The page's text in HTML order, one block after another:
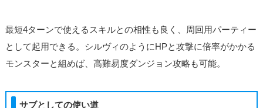
最短4ターンで使えるスキルとの相性も良く、周回用パーティー
として起用できる。シルヴィのようにHPと攻撃に倍率がかかる
モンスターと組めば、高難易度ダンジョン攻略も可能。
サブとしての使い道